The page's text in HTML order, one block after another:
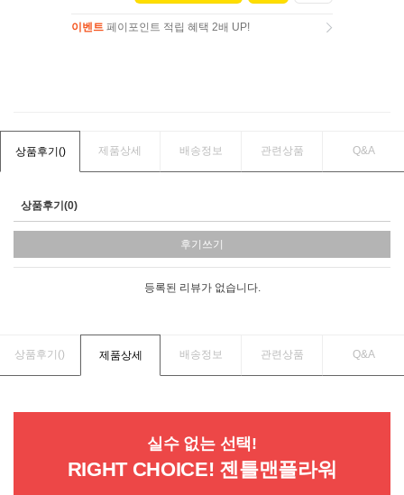
이벤트 페이포인트 적립 혜택 2배 UP!
상품후기() 제품상세 배송정보 관련상품 Q&A
상품후기(0)
후기쓰기
등록된 리뷰가 없습니다.
상품후기() 제품상세 배송정보 관련상품 Q&A
실수 없는 선택!
RIGHT CHOICE! 젠틀맨플라워